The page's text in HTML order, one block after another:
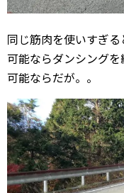
同じ筋肉を使いすぎる
可能ならダンシングを
可能ならだが。。